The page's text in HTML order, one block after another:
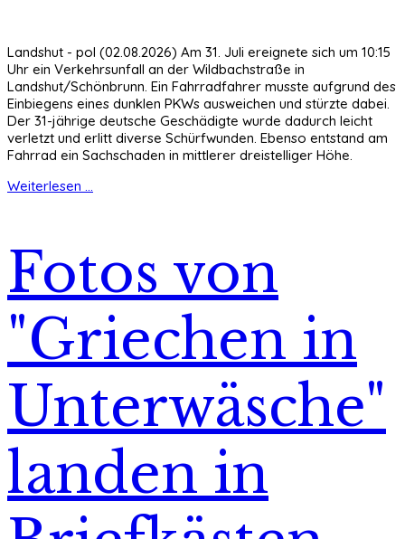
Landshut - pol (02.08.2026) Am 31. Juli ereignete sich um 10:15
Uhr ein Verkehrsunfall an der Wildbachstraße in
Landshut/Schönbrunn. Ein Fahrradfahrer musste aufgrund des
Einbiegens eines dunklen PKWs ausweichen und stürzte dabei.
Der 31-jährige deutsche Geschädigte wurde dadurch leicht
verletzt und erlitt diverse Schürfwunden. Ebenso entstand am
Fahrrad ein Sachschaden in mittlerer dreistelliger Höhe.
Weiterlesen ...
Fotos von
"Griechen in
Unterwäsche"
landen in